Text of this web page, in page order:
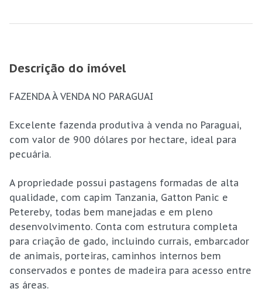
Descrição do imóvel
FAZENDA À VENDA NO PARAGUAI
Excelente fazenda produtiva à venda no Paraguai,
com valor de 900 dólares por hectare, ideal para
pecuária.
A propriedade possui pastagens formadas de alta
qualidade, com capim Tanzania, Gatton Panic e
Petereby, todas bem manejadas e em pleno
desenvolvimento. Conta com estrutura completa
para criação de gado, incluindo currais, embarcador
de animais, porteiras, caminhos internos bem
conservados e pontes de madeira para acesso entre
as áreas.